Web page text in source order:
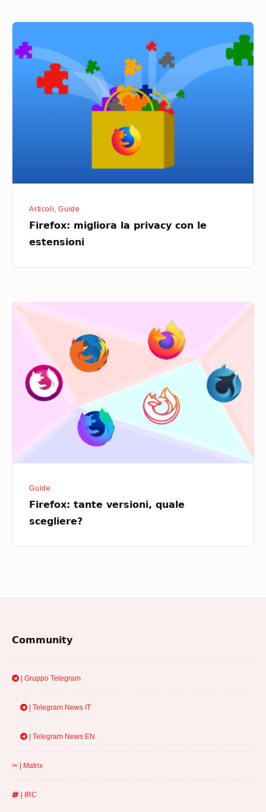
migliora
privacy
Articoli ,Guide
Firefox: migliora la privacy con le
estensioni
Firefox:
tante
versioni,
scegliere?
Guide
Firefox: tante versioni, quale
scegliere?
Community
| Gruppo Telegram
| Telegram News IT
| Telegram News EN
| Matrix
| IRC